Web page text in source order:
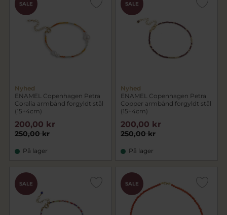
SALE
Nyhed
ENAMEL Copenhagen Petra
Coralia armbånd forgyldt stål
(15+4cm)
250,00 kr
200,00 kr
På lager
SALE
Nyhed
ENAMEL Copenhagen Petra
Copper armbånd forgyldt stål
(15+4cm)
250,00 kr
200,00 kr
På lager
SALE SALE